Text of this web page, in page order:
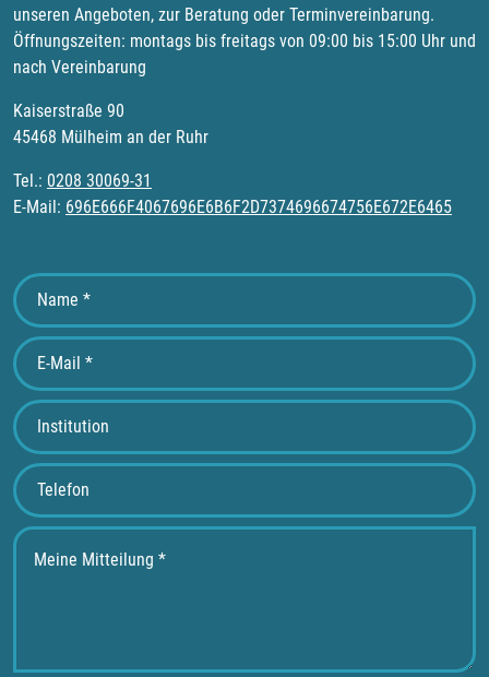
unseren Angeboten, zur Beratung oder Terminvereinbarung.
Öffnungszeiten: montags bis freitags von 09:00 bis 15:00 Uhr und
nach Vereinbarung
Kaiserstraße 90
45468 Mülheim an der Ruhr
Tel.: 0208 30069-31
E-Mail: 696E666F4067696E6B6F2D7374696674756E672E6465